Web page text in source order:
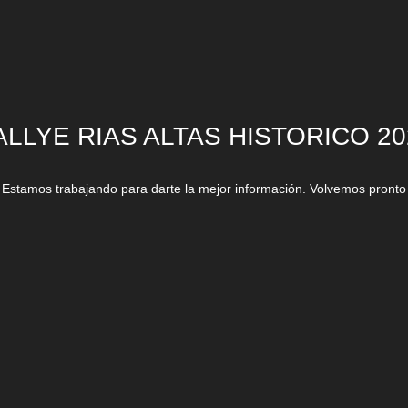
RIAS ALTAS HISTORICO
Estamos trabajando para darte la mejor información. Volvemos pronto